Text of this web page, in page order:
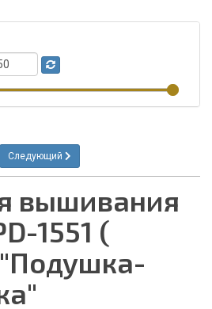
Следующий
вышивания
1551 (